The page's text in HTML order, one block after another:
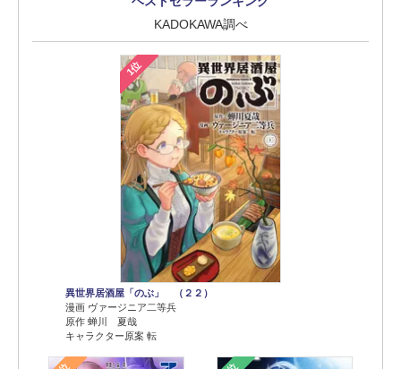
KADOKAWA調べ
1位
異世界居酒屋「のぶ」 （２２）
漫画 ヴァージニア二等兵
原作 蝉川 夏哉
キャラクター原案 転